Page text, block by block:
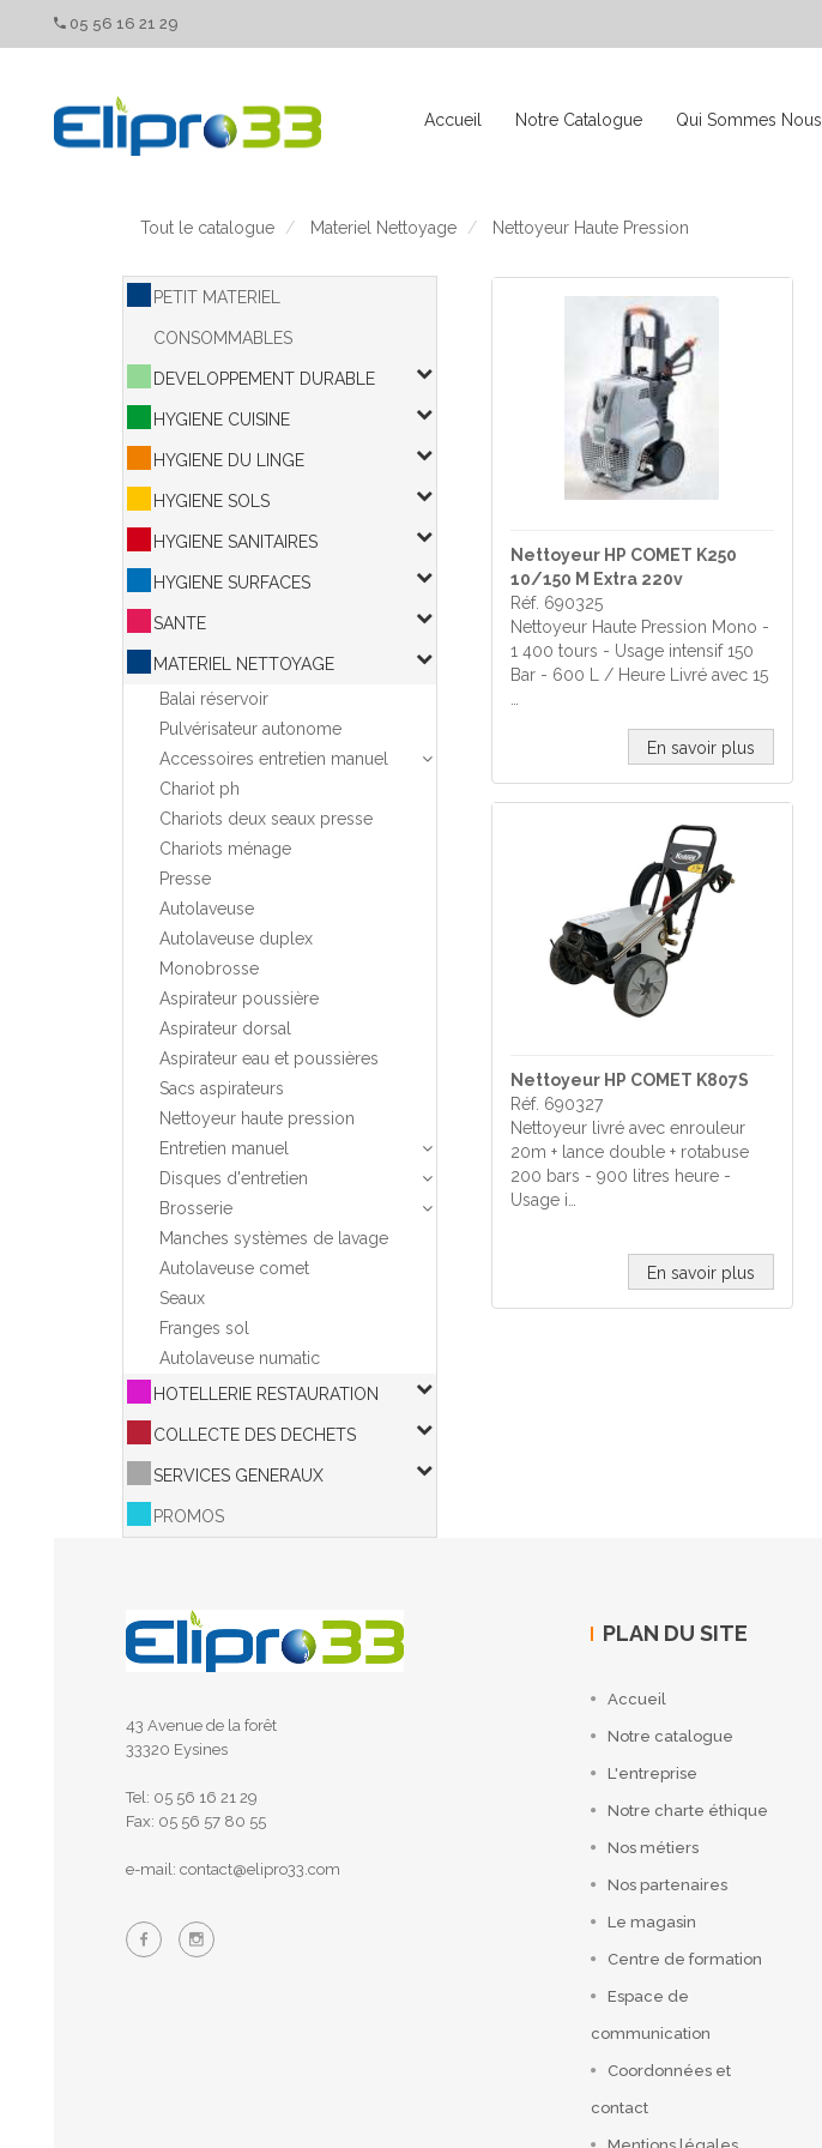
05 56 16 21 29
Accueil Notre Catalogue Qui Sommes Nous
Tout le catalogue Materiel Nettoyage Nettoyeur Haute Pression
PETIT MATERIEL
CONSOMMABLES
DEVELOPPEMENT DURABLE
HYGIENE CUISINE
HYGIENE DU LINGE
HYGIENE SOLS
HYGIENE SANITAIRES
HYGIENE SURFACES
SANTE
MATERIEL NETTOYAGE
Balai réservoir
Pulvérisateur autonome
Accessoires entretien manuel
Chariot ph
Chariots deux seaux presse
Chariots ménage
Presse
Autolaveuse
Autolaveuse duplex
Monobrosse
Aspirateur poussière
Aspirateur dorsal
Aspirateur eau et poussières
Sacs aspirateurs
Nettoyeur haute pression
Entretien manuel
Disques d'entretien
Brosserie
Manches systèmes de lavage
Autolaveuse comet
Seaux
Franges sol
Autolaveuse numatic
HOTELLERIE RESTAURATION
COLLECTE DES DECHETS
SERVICES GENERAUX
PROMOS
Nettoyeur HP COMET K250
10/150 M Extra 220v
Réf. 690325
Nettoyeur Haute Pression Mono -
1 400 tours - Usage intensif 150
Bar - 600 L / Heure Livré avec 15
En savoir plus
Nettoyeur HP COMET K807S
Réf. 690327
Nettoyeur livré avec enrouleur
20m + lance double + rotabuse
200 bars - 900 litres heure -
Usage i…
En savoir plus
43 Avenue de la forêt
33320 Eysines
Tel: 05 56 16 21 29
Fax: 05 56 57 80 55
e-mail: contact@elipro33.com
PLAN DU SITE
Accueil
Notre catalogue
L'entreprise
Notre charte éthique
Nos métiers
Nos partenaires
Le magasin
Centre de formation
Espace de
communication
Coordonnées et
contact
Panneau de gestion des cookies